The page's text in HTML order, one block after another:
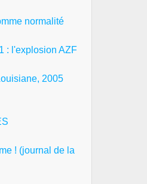
normalité
: l'explosion AZF
2005
! (journal de la